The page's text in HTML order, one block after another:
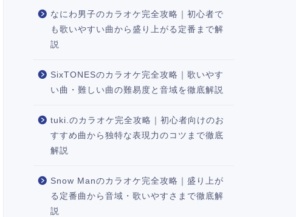
なにわ男子のカラオケ完全攻略｜初心者で
も歌いやすい曲から盛り上がる定番まで解
説
SixTONESのカラオケ完全攻略｜歌いやす
い曲・難しい曲の難易度と音域を徹底解説
tuki.のカラオケ完全攻略｜初心者向けのお
すすめ曲から独特な表現力のコツまで徹底
解説
Snow Manのカラオケ完全攻略｜盛り上が
る定番曲から音域・歌いやすさまで徹底解
説